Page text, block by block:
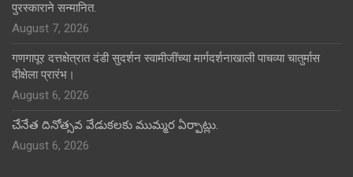
पुरस्काराने सन्मानित.
August 7, 2026
गणगापूर दत्तक्षेत्रात दंडी सुदर्शन स्वामीजींच्या मार्गदर्शनाखाली पाचव्या चातुर्मास
दीक्षेला प्रारंभ।
August 6, 2026
చేనేత దినోత్సవ వేడుకలకు ముమ్మర ఏర్పాట్లు.
August 6, 2026